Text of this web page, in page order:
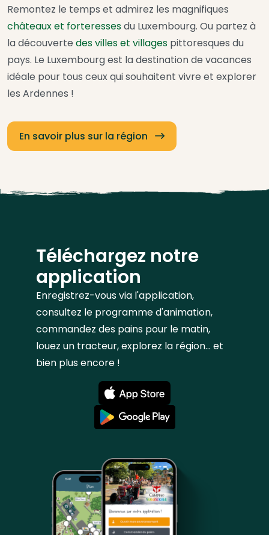
Remontez le temps et admirez les magnifiques
châteaux et forteressesdu Luxembourg. Ou partez à
la découverte des villes et villages pittoresques du
pays. Le Luxembourg est la destination de vacances
idéale pour tous ceux qui souhaitent vivre et explorer
les Ardennes !
En savoir plus sur la région
Téléchargez notre
application
Enregistrez-vous via l'application,
consultez le programme d'animation,
commandez des pains pour le matin,
louez un tracteur, explorez la région... et
bien plus encore !